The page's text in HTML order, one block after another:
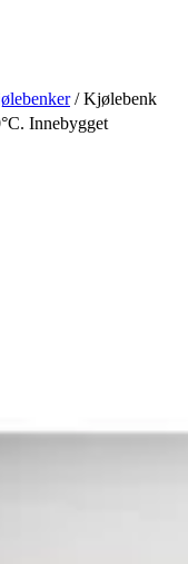
/ Kjølebenk
Innebygget